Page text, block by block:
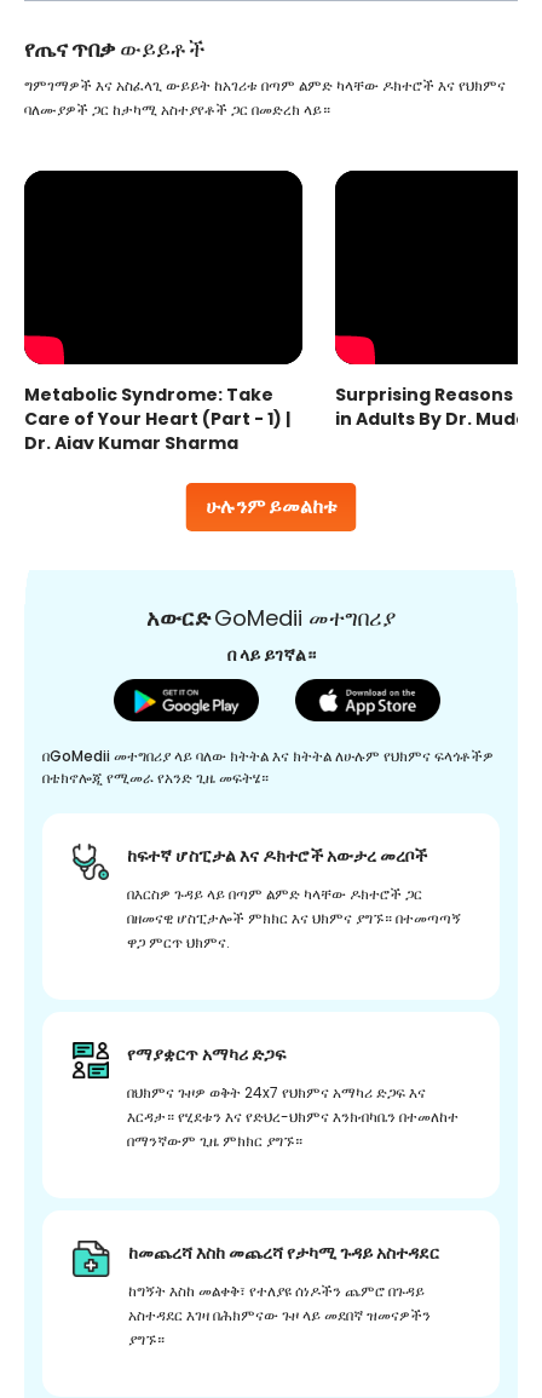
የጤና ጥበቃውይይቶች
ሁሉንም ይመልከቱ
ግምገማዎች እና አስፈላጊ ውይይት ከአገሪቱ በጣም ልምድ ካላቸው ዶክተሮች እና የህክምና
ባለሙያዎች ጋር ከታካሚ አስተያየቶች ጋር በመድረክ ላይ።
Metabolic Syndrome: Take
Care of Your Heart (Part - 1) |
Dr. Ajay Kumar Sharma
Surprising Reasons
in Adults By Dr.
አውርድGoMedii መተግበሪያ
በ ላይ ይገኛል።
በGoMedii መተግበሪያ ላይ ባለው ክትትል እና ክትትል ለሁሉም የህክምና ፍላጎቶችዎ
በቴክኖሎጂ የሚመራ የአንድ ጊዜ መፍትሄ።
ከፍተኛ ሆስፒታል እና ዶክተሮች አውታረ መረቦች
በእርስዎ ጉዳይ ላይ በጣም ልምድ ካላቸው ዶክተሮች ጋር
በዘመናዊ ሆስፒታሎች ምክክር እና ህክምና ያግኙ። በተመጣጣኝ
ዋጋ ምርጥ ህክምና.
የማያቋርጥ አማካሪ ድጋፍ
በህክምና ጉዞዎ ወቅት 24x7 የህክምና አማካሪ ድጋፍ እና
እርዳታ። የሂደቱን እና የድህረ-ህክምና እንክብካቤን በተመለከተ
በማንኛውም ጊዜ ምክክር ያግኙ።
ከመጨረሻ እስከ መጨረሻ የታካሚ ጉዳይ አስተዳደር
ከግኝት እስከ መልቀቅ፣ የተለያዩ ሰነዶችን ጨምሮ በጉዳይ
አስተዳደር እገዛ በሕክምናው ጉዞ ላይ መደበኛ ዝመናዎችን
ያግኙ።